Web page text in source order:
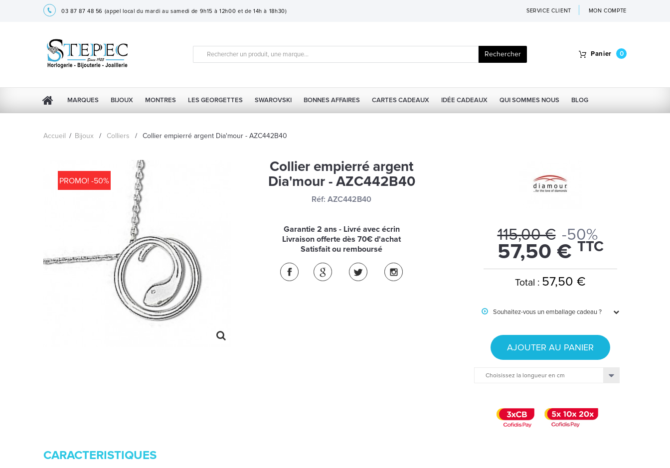
03 87 87 48 56 (appel local du mardi au samedi de 9h15 à 12h00 et de 14h à 18h30) SERVICE CLIENT MON COMPTE
Rechercher Panier 0
MARQUES BIJOUX MONTRES LES GEORGETTES SWAROVSKI BONNES AFFAIRES CARTES CADEAUX IDÉE CADEAUX QUI SOMMES NOUS BLOG
Accueil / Bijoux / Colliers / Collier empierré argent Dia'mour - AZC442B40
PROMO! -50%
Collier empierré argent
Dia'mour - AZC442B40
Réf: AZC442B40
Garantie 2 ans - Livré avec écrin
Livraison offerte dès 70€ d'achat
Satisfait ou remboursé
115,00 € -50%
57,50 € TTC
Total : 57,50 €
Souhaitez-vous un emballage cadeau ?
AJOUTER AU PANIER
Choisissez la longueur en cm
CARACTERISTIQUES